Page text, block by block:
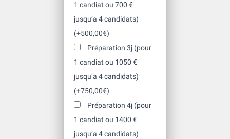
1 candiat ou 700 €
jusqu’a 4 candidats)
(+500,00€)
Préparation 3j (pour
1 candiat ou 1050 €
jusqu’a 4 candidats)
(+750,00€)
Préparation 4j (pour
1 candiat ou 1400 €
jusqu’a 4 candidats)